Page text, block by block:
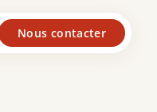
Nous contacter